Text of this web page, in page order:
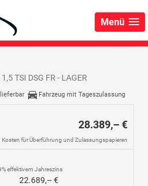
Menü
TSI DSG FR - LAGER
Fahrzeug mit Tageszulassung
28.389,– €
Kosten für Überführung und Zulassungspapieren
effektivem Jahreszins
22.689,– €